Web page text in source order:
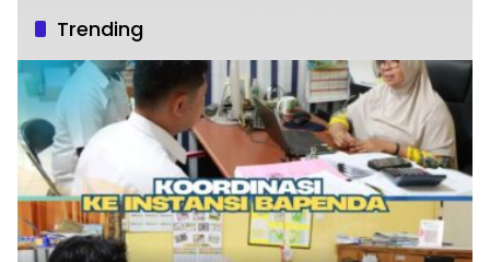
Trending